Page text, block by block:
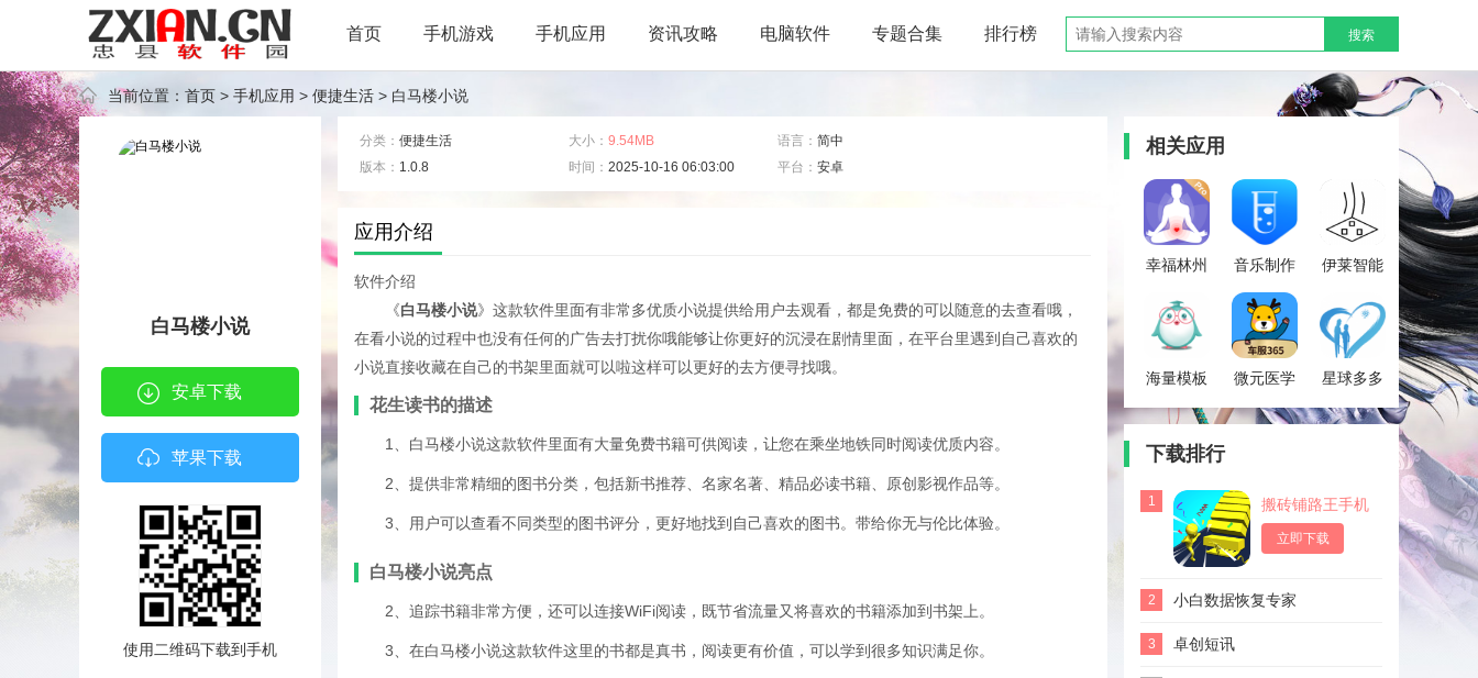
首页 手机游戏 手机应用 资讯攻略 电脑软件 专题合集 排行榜 搜索
当前位置： 首页 > 手机应用 > 便捷生活 > 白马楼小说
白马楼小说
安卓下载
苹果下载
使用二维码下载到手机
分类： 便捷生活 大小： 9.54MB 语言： 简中
版本： 1.0.8 时间： 2025-10-16 06:03:00 平台： 安卓
应用介绍
软件介绍
《白马楼小说》这款软件里面有非常多优质小说提供给用户去观看，都是免费的可以随意的去查看哦，
在看小说的过程中也没有任何的广告去打扰你哦能够让你更好的沉浸在剧情里面，在平台里遇到自己喜欢的
小说直接收藏在自己的书架里面就可以啦这样可以更好的去方便寻找哦。
花生读书的描述
1、白马楼小说这款软件里面有大量免费书籍可供阅读，让您在乘坐地铁同时阅读优质内容。
2、提供非常精细的图书分类，包括新书推荐、名家名著、精品必读书籍、原创影视作品等。
3、用户可以查看不同类型的图书评分，更好地找到自己喜欢的图书。带给你无与伦比体验。
白马楼小说亮点
2、追踪书籍非常方便，还可以连接WiFi阅读，既节省流量又将喜欢的书籍添加到书架上。
3、在白马楼小说这款软件这里的书都是真书，阅读更有价值，可以学到很多知识满足你。
相关应用
幸福林州
音乐制作
大师
Music
Maker
Jam
伊莱智能
海量模板 微元医学 星球多多
下载排行
1
搬砖铺路王手机
版
立即下载
2 小白数据恢复专家
3 卓创短讯